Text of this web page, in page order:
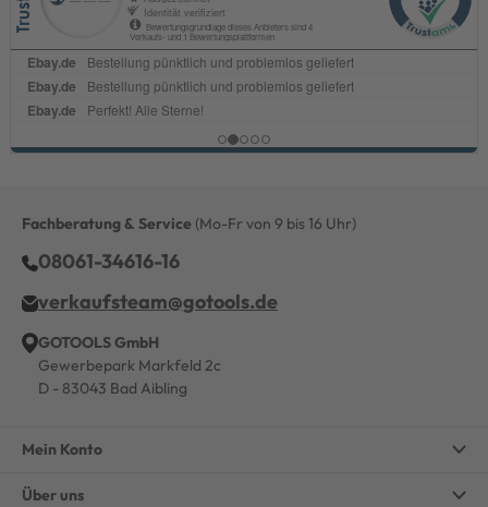
Fachberatung & Service (Mo-Fr von 9 bis 16 Uhr)
08061-34616-16
verkaufsteam@gotools.de
GOTOOLS GmbH
Gewerbepark Markfeld 2c
D - 83043 Bad Aibling
Mein Konto
Über uns